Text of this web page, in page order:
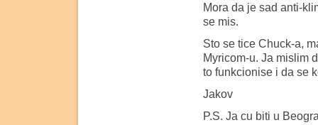
Mora da je sad anti-
se mis.
Sto se tice Chuck-a,
Myricom-u. Ja mislim
to funkcionise i da se
Jakov
P.S. Ja cu biti u